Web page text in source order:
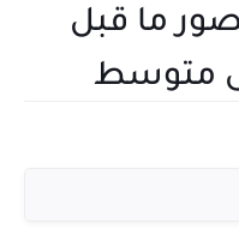
ما قبل
متوسط